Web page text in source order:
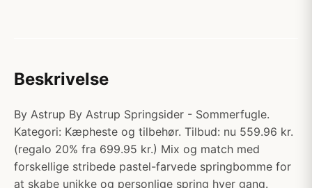
Beskrivelse
By Astrup By Astrup Springsider - Sommerfugle.
Kategori: Kæpheste og tilbehør. Tilbud: nu 559.96 kr.
(regalo 20% fra 699.95 kr.) Mix og match med
forskellige stribede pastel-farvede springbomme for
at skabe unikke og personlige spring hver gang.